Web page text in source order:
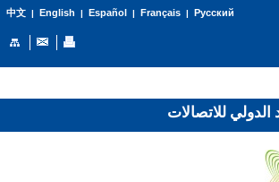
中文| English | Español | Français| Русский
الدولي للاتصالات